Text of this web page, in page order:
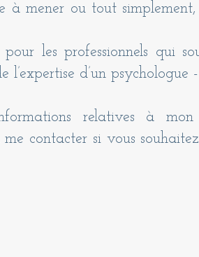
mener ou tout
pour les professionnels qui
d’un psychologue
relatives à
contacter si vous